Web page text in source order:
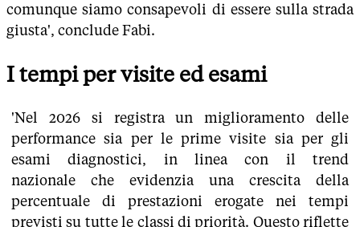
comunque siamo consapevoli di essere sulla strada
giusta', conclude Fabi.
I tempi per visite ed esami
'Nel 2026 si registra un miglioramento delle
performance sia per le prime visite sia per gli
esami diagnostici, in linea con il trend
nazionale che evidenzia una crescita della
percentuale di prestazioni erogate nei tempi
previsti su tutte le classi di priorità. Questo riflette